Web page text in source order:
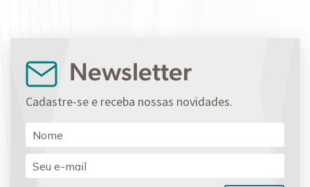
Newsletter
Cadastre-se e receba nossas novidades.